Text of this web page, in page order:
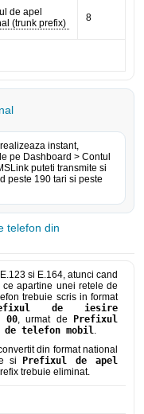
de apel
(trunk prefix)
8
instant,
pe Dashboard > Contul
puteti transmite si
peste 190 tari si peste
telefon din
si E.164, atunci cand
apartine unei retele de
trebuie scris in format
de iesire
, urmat de
Prefixul
de telefon mobil.
din format national
si
Prefixul de apel
trebuie eliminat.